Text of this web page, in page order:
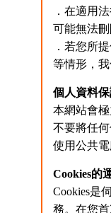
．在適用
可能無法
．若您所
等情形，
個人資料
本網站會
不要將任
使用公共
Cookies的
Cookies是
務。在您